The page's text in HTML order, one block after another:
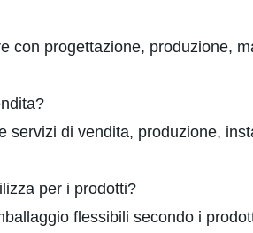
con progettazione, produzione,
servizi di vendita, produzione,
per i prodotti?
flessibili secondo i